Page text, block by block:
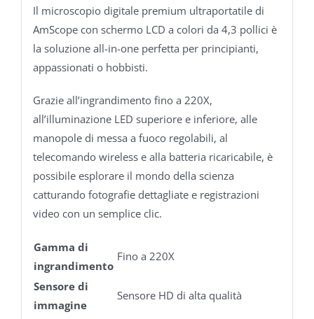
Il microscopio digitale premium ultraportatile di
AmScope con schermo LCD a colori da 4,3 pollici è
la soluzione all-in-one perfetta per principianti,
appassionati o hobbisti.
Grazie all’ingrandimento fino a 220X,
all’illuminazione LED superiore e inferiore, alle
manopole di messa a fuoco regolabili, al
telecomando wireless e alla batteria ricaricabile, è
possibile esplorare il mondo della scienza
catturando fotografie dettagliate e registrazioni
video con un semplice clic.
Gamma di
ingrandimento
Fino a 220X
Sensore di
immagine
Sensore HD di alta qualità